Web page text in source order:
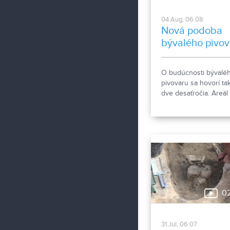
04.Aug, 06:08
Nová podoba
bývalého
O budúcnosti
pivovaru sa hovorí
dve desaťročia. Areál
s výstavbou novej
polyfunkčnej budovy.
31.Jul, 06:07